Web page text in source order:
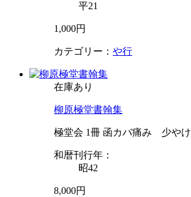
平21
1,000円
カテゴリー： や行
在庫あり
柳原極堂書翰集
極堂会 1冊 函カバ痛み 少やけ
和暦刊行年：
昭42
8,000円